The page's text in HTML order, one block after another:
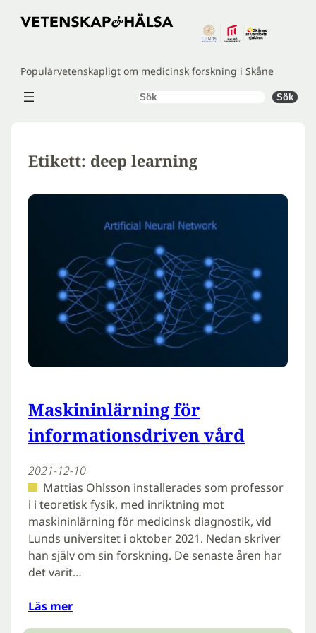
Hoppa
Populärvetenskapligt om medicinsk forskning i Skåne
Sök Sök
Etikett: deep learning
Maskininlärning för
informationsdriven vård
2021-12-10
Mattias Ohlsson installerades som professor
i i teoretisk fysik, med inriktning mot
maskininlärning för medicinsk diagnostik, vid
Lunds universitet i oktober 2021. Nedan skriver
han själv om sin forskning. De senaste åren har
det varit…
Läs mer